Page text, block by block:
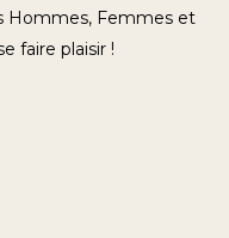
Hommes, Femmes et
faire plaisir !